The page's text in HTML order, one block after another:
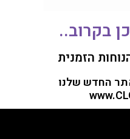
בקרוב..
הזמנית
החדש שלנו